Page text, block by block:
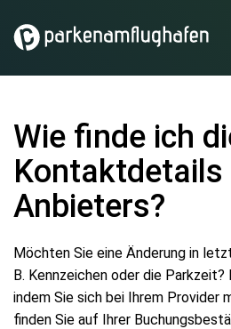
Wie finde ich
Kontaktdetails
Anbieters?
Möchten Sie eine Änderung in
B. Kennzeichen oder die Parkzeit?
indem Sie sich bei Ihrem Provider
finden Sie auf Ihrer